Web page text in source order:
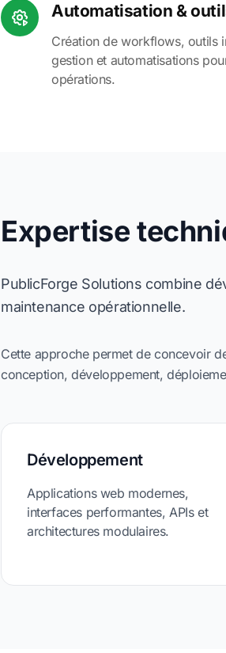
Automatisation &
Création de workflows, outils
gestion et automatisations
opérations.
Expertise
PublicForge Solutions combine
maintenance opérationnelle.
Cette approche permet de concevoir
conception, développement,
Développement
Applications web modernes,
interfaces performantes, APIs et
architectures modulaires.